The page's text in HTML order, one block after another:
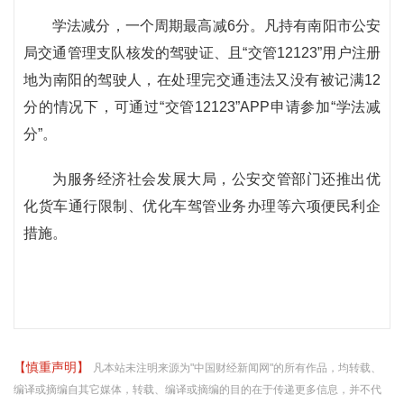
学法减分，一个周期最高减6分。凡持有南阳市公安
局交通管理支队核发的驾驶证、且“交管12123”用户注册
地为南阳的驾驶人，在处理完交通违法又没有被记满12
分的情况下，可通过“交管12123”APP申请参加“学法减
分”。
为服务经济社会发展大局，公安交管部门还推出优
化货车通行限制、优化车驾管业务办理等六项便民利企
措施。
【慎重声明】
凡本站未注明来源为"中国财经新闻网"的所有作品，均转载、
编译或摘编自其它媒体，转载、编译或摘编的目的在于传递更多信息，并不代